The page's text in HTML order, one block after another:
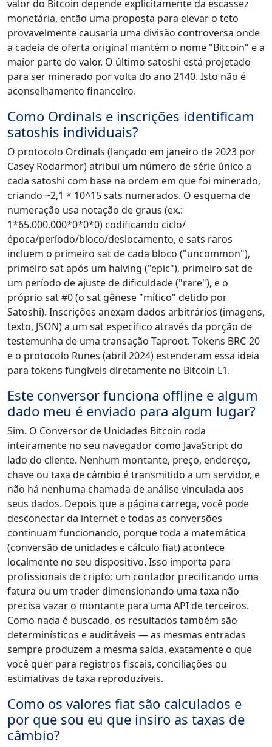
valor do Bitcoin depende explicitamente da escassez
monetária, então uma proposta para elevar o teto
provavelmente causaria uma divisão controversa onde
a cadeia de oferta original mantém o nome "Bitcoin" e a
maior parte do valor. O último satoshi está projetado
para ser minerado por volta do ano 2140. Isto não é
aconselhamento financeiro.
Como Ordinals e inscrições identificam
satoshis individuais?
O protocolo Ordinals (lançado em janeiro de 2023 por
Casey Rodarmor) atribui um número de série único a
cada satoshi com base na ordem em que foi minerado,
criando ~2,1 * 10^15 sats numerados. O esquema de
numeração usa notação de graus (ex.:
1*65.000.000*0*0*0) codificando ciclo/
época/período/bloco/deslocamento, e sats raros
incluem o primeiro sat de cada bloco ("uncommon"),
primeiro sat após um halving ("epic"), primeiro sat de
um período de ajuste de dificuldade ("rare"), e o
próprio sat #0 (o sat gênese "mítico" detido por
Satoshi). Inscrições anexam dados arbitrários (imagens,
texto, JSON) a um sat específico através da porção de
testemunha de uma transação Taproot. Tokens BRC-20
e o protocolo Runes (abril 2024) estenderam essa ideia
para tokens fungíveis diretamente no Bitcoin L1.
Este conversor funciona offline e algum
dado meu é enviado para algum lugar?
Sim. O Conversor de Unidades Bitcoin roda
inteiramente no seu navegador como JavaScript do
lado do cliente. Nenhum montante, preço, endereço,
chave ou taxa de câmbio é transmitido a um servidor, e
não há nenhuma chamada de análise vinculada aos
seus dados. Depois que a página carrega, você pode
desconectar da internet e todas as conversões
continuam funcionando, porque toda a matemática
(conversão de unidades e cálculo fiat) acontece
localmente no seu dispositivo. Isso importa para
profissionais de cripto: um contador precificando uma
fatura ou um trader dimensionando uma taxa não
precisa vazar o montante para uma API de terceiros.
Como nada é buscado, os resultados também são
determinísticos e auditáveis — as mesmas entradas
sempre produzem a mesma saída, exatamente o que
você quer para registros fiscais, conciliações ou
estimativas de taxa reproduzíveis.
Como os valores fiat são calculados e
por que sou eu que insiro as taxas de
câmbio?